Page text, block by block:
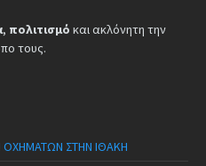
, πολιτισμό και ακλόνητη την
τους.
ΟΧΗΜΑΤΩΝ ΣΤΗΝ ΙΘΑΚΗ